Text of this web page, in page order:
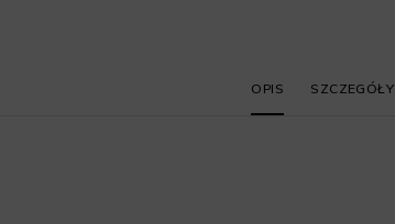
OPIS SZCZEGÓŁY